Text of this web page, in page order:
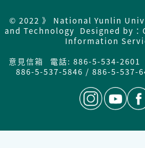
© 2022 》 National Yunlin
and Technology Designed by
Information
意見信箱
電話: 886-5-534-
886-5-537-5846 / 886-5-537-